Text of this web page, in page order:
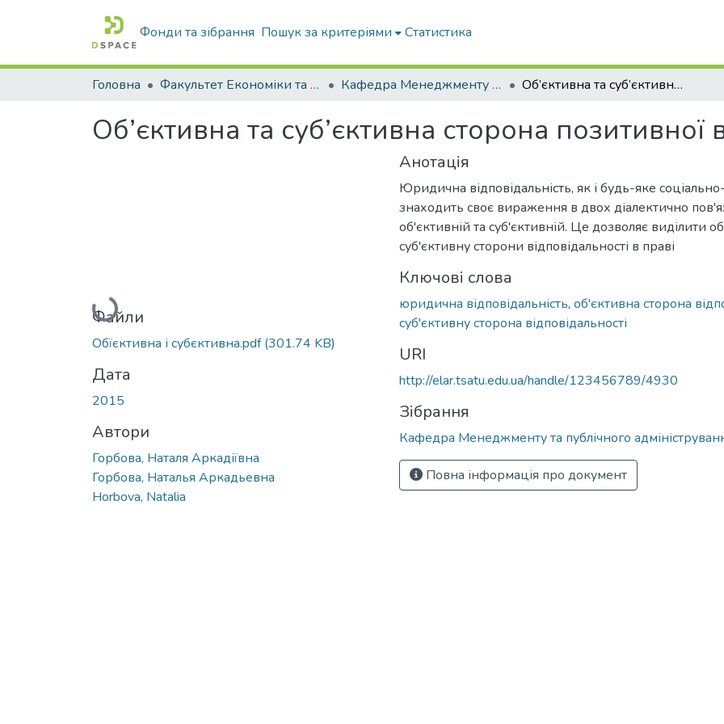
Фонди та зібрання Пошук за критеріями Статистика
Головна Факультет Економіки та бізнесу Кафедра Менеджменту та публічного адміністрування Об’єктивна та суб’єктивна сторона позитивної відповідальності
Об’єктивна та суб’єктивна сторона позитивної
Вантажиться...
Файли
Обїєктивна і субєктивна.pdf(301.74 KB)
Дата
2015
Автори
Горбова, Наталя Аркадіївна
Горбова, Наталья Аркадьевна
Horbova, Natalia
Анотація
Юридична відповідальність, як і будь-яке
знаходить своє вираження в двох діалектично
об'єктивній та суб'єктивній. Це дозволяє виділити
суб'єктивну сторони відповідальності в праві
Ключові слова
юридична відповідальність, об'єктивна сторона
суб'єктивну сторона відповідальності
URI
http://elar.tsatu.edu.ua/handle/123456789/4930
Зібрання
Кафедра Менеджменту та публічного
Повна інформація про документ